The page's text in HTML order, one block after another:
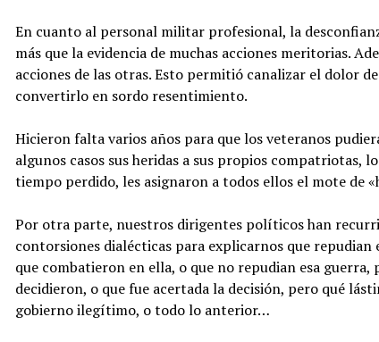
En cuanto al personal militar profesional, la
más que la evidencia de muchas acciones meritorias.
acciones de las otras. Esto permitió canalizar el dolor
convertirlo en sordo resentimiento.
Hicieron falta varios años para que los veteranos
algunos casos sus heridas a sus propios compatriotas,
tiempo perdido, les asignaron a todos ellos el mote de
Por otra parte, nuestros dirigentes políticos han
contorsiones dialécticas para explicarnos que repudian
que combatieron en ella, o que no repudian esa guerra,
decidieron, o que fue acertada la decisión, pero qué
gobierno ilegítimo, o todo lo anterior…